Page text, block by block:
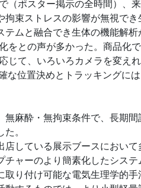
ポスター掲示の全時間）、
束ストレスの影響が無視で
ムと融合でき生体の機能解
をとの声が多かった。商品
じて、いろいろカメラを変
位置決めとトラッキングに
麻酔・無拘束条件で、長期
。
している展示ブースにおい
ャーのより簡素化したシス
り付け可能な電気生理学的